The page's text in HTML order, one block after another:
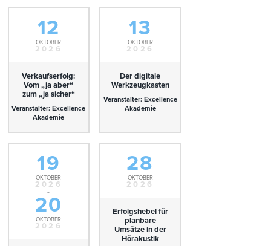
12
OKTOBER
2026
Verkaufserfolg:
Vom „ja aber“
zum „ja sicher“
Veranstalter: Excellence
Akademie
13
OKTOBER
2026
Der digitale
Werkzeugkasten
Veranstalter: Excellence
Akademie
19
OKTOBER
2026
-
20
OKTOBER
2026
28
OKTOBER
2026
Erfolgshebel für
planbare
Umsätze in der
Hörakustik